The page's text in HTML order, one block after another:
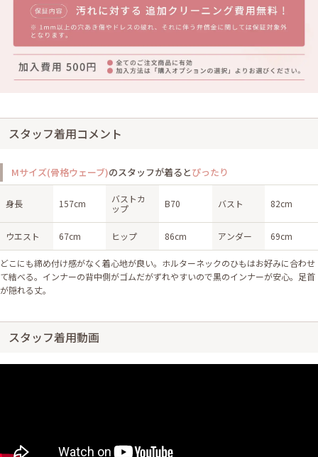
スタッフ着用コメント
Mサイズ(骨格ウェーブ)のスタッフが着るとぴったり
身長 157cm
バストカ
ップ
B70 バスト 82cm
ウエスト 67cm ヒップ 86cm アンダー 69cm
どこにも締め付け感がなく着心地が良い。ホルターネックのひもはお好みに合わせ
て結べる。インナーの背中側がゴムだがずれやすいので黒のインナーが安心。足首
が隠れる丈。
スタッフ着用動画